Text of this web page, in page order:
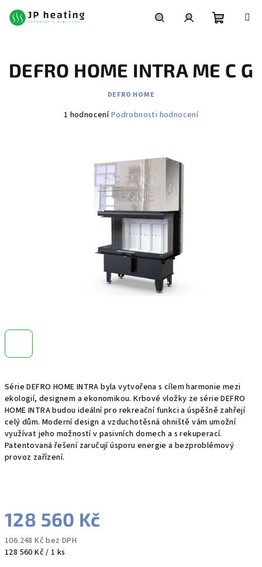
obsah
košík
Série DEFRO HOME INTRA byla vytvořena s cílem harmonie mezi
ekologií, designem a ekonomikou. Krbové vložky ze série DEFRO
HOME INTRA budou ideální pro rekreační funkci a úspěšně zahřejí
celý dům. Moderní design a vzduchotěsná ohniště vám umožní
využívat jeho možností v pasivních domech a s rekuperací.
Patentovaná řešení zaručují úsporu energie a bezproblémový
provoz zařízení.
128 560 Kč
106 248 Kč bez DPH
Měrná
128 560 Kč / 1 ks
DEFRO HOME INTRA ME C G
DEFRO HOME
Průměrné
hvězdiček.
1 hodnoceníPodrobnosti hodnocení